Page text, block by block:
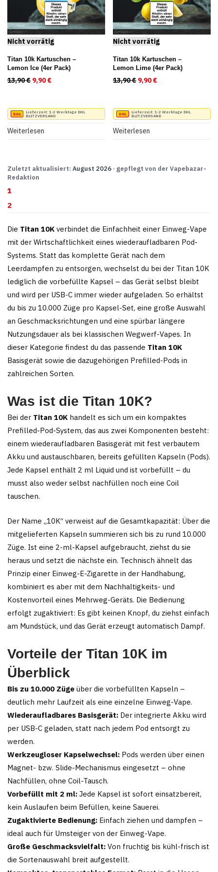
Titan 10k Kartuschen –
Lemon Ice (4er Pack)
13,90€ Ursprünglicher Preis war: 13,90 €
9,90€ Aktueller Preis ist: 9,90 €.
Lieferzeit: 1-2 Werktage DHL
BLITZVERSAND
Weiterlesen
Titan 10k Kartuschen –
Lemon Lime (4er Pack)
13,90€ Ursprünglicher Preis
9,90€
Lieferzeit: 1-2 Werktage DHL
BLITZVERSAND
Weiterlesen
Zuletzt aktualisiert: August 2026 · gepflegt von der Vapebazar-
Redaktion
1
2
Die Titan 10K verbindet die Einfachheit einer Einweg-Vape
mit der Wirtschaftlichkeit eines wiederaufladbaren Pod-
Systems. Statt das komplette Gerät nach dem
Leerdampfen zu entsorgen, wechselst du bei der Titan 10K
lediglich die vorbefüllte Kapsel – das Gerät selbst bleibt
und wird per USB-C immer wieder aufgeladen. So erhältst
du bis zu 10.000 Züge pro Kapsel-Set, eine große Auswahl
an Geschmacksrichtungen und eine spürbar längere
Nutzungsdauer als bei klassischen Wegwerf-Vapes. In
dieser Kategorie findest du das passende Titan 10K
Basisgerät sowie die dazugehörigen Prefilled-Pods in
zahlreichen Sorten.
Was ist die Titan 10K?
Bei der Titan 10K handelt es sich um ein kompaktes
Prefilled-Pod-System, das aus zwei Komponenten besteht:
einem wiederaufladbaren Basisgerät mit fest verbautem
Akku und austauschbaren, bereits gefüllten Kapseln (Pods).
Jede Kapsel enthält 2 ml Liquid und ist vorbefüllt – du
musst also weder selbst nachfüllen noch eine Coil
tauschen.
Der Name „10K“ verweist auf die Gesamtkapazität: Über die
mitgelieferten Kapseln summieren sich bis zu rund 10.000
Züge. Ist eine 2-ml-Kapsel aufgebraucht, ziehst du sie
heraus und setzt die nächste ein. Technisch ähnelt das
Prinzip einer Einweg-E-Zigarette in der Handhabung,
kombiniert es aber mit dem Nachhaltigkeits- und
Kostenvorteil eines Mehrweg-Geräts. Die Bedienung
erfolgt zugaktiviert: Es gibt keinen Knopf, du ziehst einfach
am Mundstück, und das Gerät erzeugt automatisch Dampf.
Vorteile der Titan 10K im
Überblick
Bis zu 10.000 Züge über die vorbefüllten Kapseln –
deutlich mehr Laufzeit als eine einzelne Einweg-Vape.
Wiederaufladbares Basisgerät: Der integrierte Akku wird
per USB-C geladen, statt nach jedem Pod entsorgt zu
werden.
Werkzeugloser Kapselwechsel: Pods werden über einen
Magnet- bzw. Slide-Mechanismus eingesetzt – ohne
Nachfüllen, ohne Coil-Tausch.
Vorbefüllt mit 2 ml: Jede Kapsel ist sofort einsatzbereit,
kein Auslaufen beim Befüllen, keine Sauerei.
Zugaktivierte Bedienung: Einfach ziehen und dampfen –
ideal auch für Umsteiger von der Einweg-Vape.
Große Geschmacksvielfalt: Von fruchtig bis kühl-frisch ist
die Sortenauswahl breit aufgestellt.